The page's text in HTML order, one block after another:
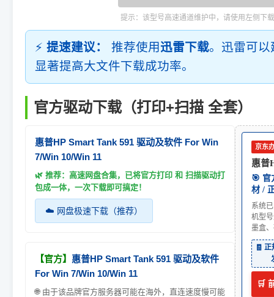
提示：该型号高速通道维护中，请使用左侧下载
⚡ 提速建议： 推荐使用迅雷下载。迅雷可
显著提高大文件下载成功率。
官方驱动下载（打印+扫描 全套）
惠普HP Smart Tank 591 驱动及软件 For Win
7/Win 10/Win 11
🌿 推荐：高速网盘合集，已将官方打印 和 扫描驱动打
包成一体，一次下载即可搞定！
☁️ 网盘极速下载（推荐）
【官方】 惠普HP Smart Tank 591 驱动及软件
For Win 7/Win 10/Win 11
🌐 由于该品牌官方服务器可能在海外，直连速度慢可能
京东
惠普
🎯 官
材 /
系统
机型
墨盒
🧾
🛒